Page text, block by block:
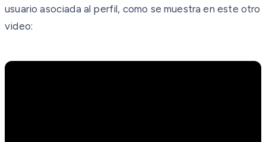
usuario asociada al perfil, como se muestra en este otro
video: